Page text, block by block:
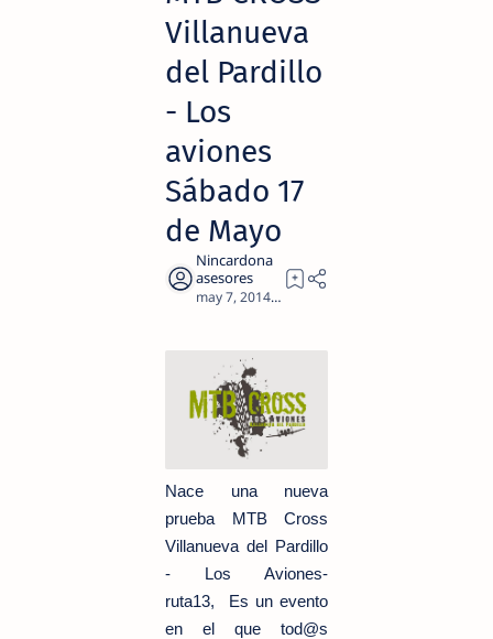
Villanueva
del Pardillo
- Los
aviones
Sábado 17
de Mayo
Nace una nueva
prueba MTB Cross
Villanueva del Pardillo
- Los Aviones-
ruta13,
Es un evento
en el que tod@s